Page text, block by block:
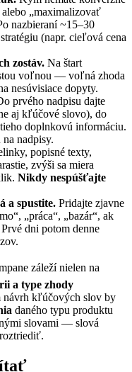
alebo „maximalizovať
nazbieraní ~15–30
(napr. cieľová cena
zostáv. Na štart
voľnou — voľná zhoda
nesúvisiace dopyty.
prvého nadpisu dajte
aj kľúčové slovo), do
doplnkovú informáciu.
nadpisy.
popisné texty,
zvýši sa miera
Nikdy nespúšťajte
a spustite. Pridajte zjavne
„práca“, „bazár“, ak
dni potom denne
záleží nielen na
a type zhody
návrh kľúčových slov by
daného typu produktu
slovami — slová